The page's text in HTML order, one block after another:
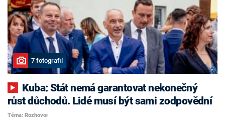
7 fotografií
růst důchodů. Lidé musí být sami zodpovědní
Téma: Rozhovor